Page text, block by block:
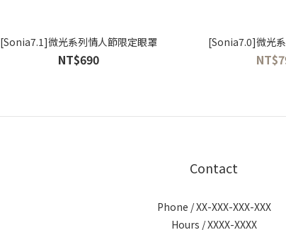
[Sonia7.1]微光系列情人節限定眼罩
NT$690
[Sonia7.0]微光
Contact
Phone / XX-XXX-XXX-XXX
Hours / XXXX-XXXX